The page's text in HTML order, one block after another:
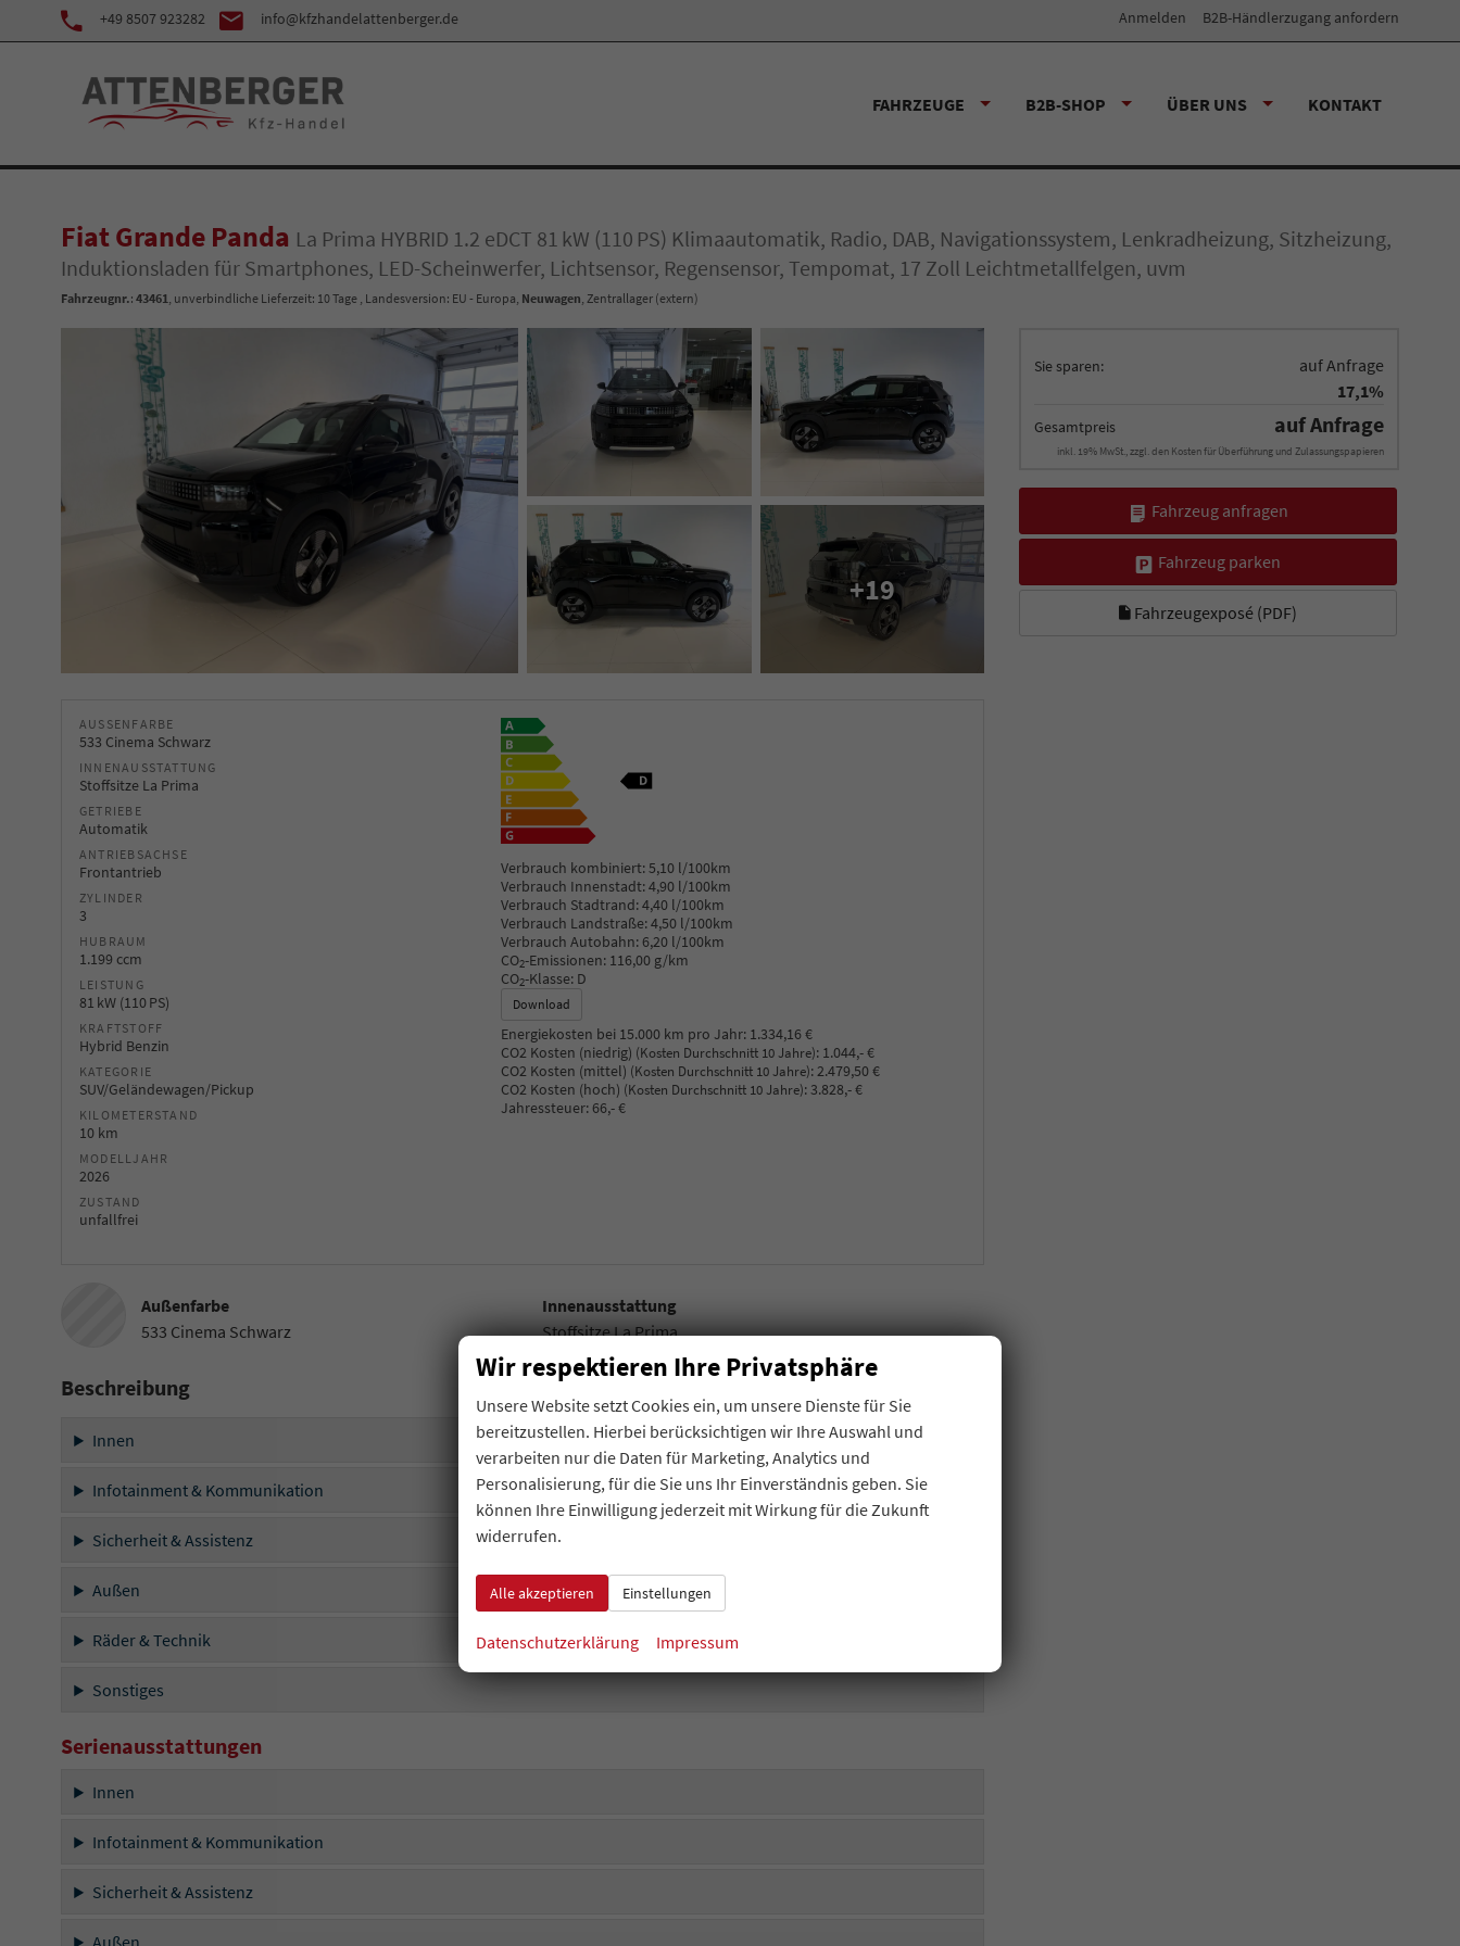
+49 8507 923282 info@kfzhandelattenberger.de Anmelden B2B-Händlerzugang anfordern
FAHRZEUGE B2B-SHOP ÜBER UNS KONTAKT
Fiat Grande Panda La Prima HYBRID 1.2 eDCT 81 kW (110 PS) Klimaautomatik, Radio, DAB, Navigationssystem, Lenkradheizung, Sitzheizung,
Induktionsladen für Smartphones, LED-Scheinwerfer, Lichtsensor, Regensensor, Tempomat, 17 Zoll Leichtmetallfelgen, uvm
Fahrzeugnr.: 43461, unverbindliche Lieferzeit: 10 Tage , Landesversion: EU - Europa, Neuwagen, Zentrallager (extern)
Sie sparen:
auf Anfrage
17,1%
Gesamtpreis auf Anfrage
inkl. 19% MwSt., zzgl. den Kosten für Überführung und Zulassungspapieren
Fahrzeug anfragen
Fahrzeug parken
Fahrzeugexposé (PDF)
+19
AUSSENFARBE
533 Cinema Schwarz
INNENAUSSTATTUNG
Stoffsitze La Prima
GETRIEBE
Automatik
ANTRIEBSACHSE
Frontantrieb
ZYLINDER
3
HUBRAUM
1.199 ccm
LEISTUNG
81 kW (110 PS)
KRAFTSTOFF
Hybrid Benzin
KATEGORIE
SUV/Geländewagen/Pickup
KILOMETERSTAND
10 km
MODELLJAHR
2026
ZUSTAND
unfallfrei
Verbrauch kombiniert:5,10 l/100km
Verbrauch Innenstadt:4,90 l/100km
Verbrauch Stadtrand:4,40 l/100km
Verbrauch Landstraße:4,50 l/100km
Verbrauch Autobahn:6,20 l/100km
CO2-Emissionen: 116,00 g/km
CO2-Klasse: D
Download
Energiekosten bei 15.000 km pro Jahr: 1.334,16 €
CO2 Kosten (niedrig) (Kosten Durchschnitt 10 Jahre): 1.044,- €
CO2 Kosten (mittel) (Kosten Durchschnitt 10 Jahre):2.479,50 €
CO2 Kosten (hoch) (Kosten Durchschnitt 10 Jahre):3.828,- €
Jahressteuer: 66,- €
Außenfarbe
533 Cinema Schwarz
Innenausstattung
Stoffsitze La Prima
Beschreibung
Innen
Infotainment & Kommunikation
Sicherheit & Assistenz
Außen
Räder & Technik
Sonstiges
Serienausstattungen
Innen
Infotainment & Kommunikation
Sicherheit & Assistenz
Wir respektieren Ihre Privatsphäre
Unsere Website setzt Cookies ein, um unsere Dienste für Sie
bereitzustellen. Hierbei berücksichtigen wir Ihre Auswahl und
verarbeiten nur die Daten für Marketing, Analytics und
Personalisierung, für die Sie uns Ihr Einverständnis geben. Sie
können Ihre Einwilligung jederzeit mit Wirkung für die Zukunft
widerrufen.
Alle akzeptieren Einstellungen
Datenschutzerklärung Impressum